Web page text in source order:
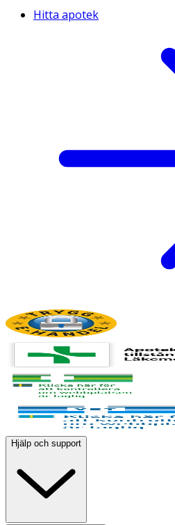
Hitta apotek
Hjälp och support